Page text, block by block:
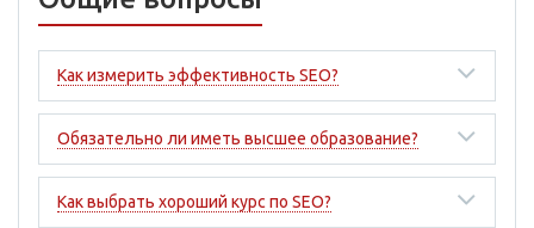
Как измерить эффективность SEO?
Обязательно ли иметь высшее образование?
Как выбрать хороший курс по SEO?